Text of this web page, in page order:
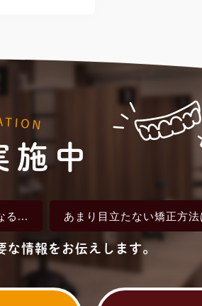
施中
る... あまり目立たない矯正方法
な情報をお伝えします。